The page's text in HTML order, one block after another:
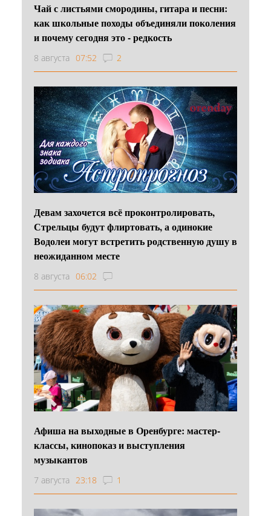
Чай с листьями смородины, гитара и песни:
как школьные походы объединяли поколения
и почему сегодня это - редкость
8 августа 07:52 2
Девам захочется всё проконтролировать,
Стрельцы будут флиртовать, а одинокие
Водолеи могут встретить родственную душу в
неожиданном месте
8 августа 06:02
Афиша на выходные в Оренбурге: мастер-
классы, кинопоказ и выступления
музыкантов
7 августа 23:18 1